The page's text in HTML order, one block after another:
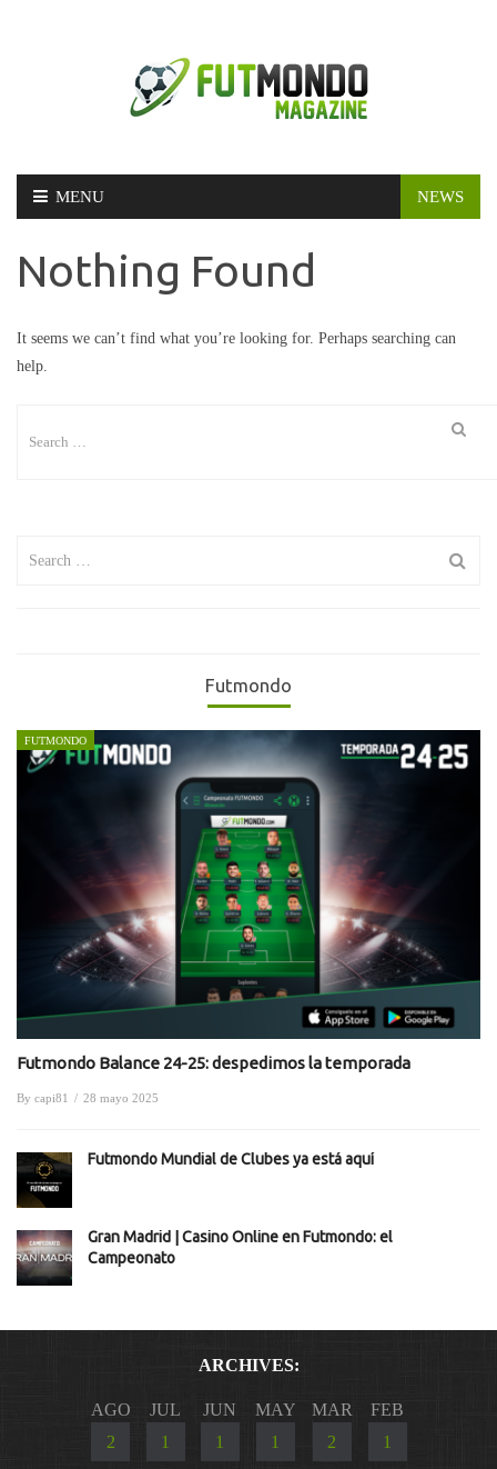
Skip
MENU NEWS
Nothing Found
It seems we can’t find what you’re looking for. Perhaps searching can
help.
for:
Futmondo
FUTMONDO
Futmondo Balance 24-25: despedimos la temporada
By capi81 / 28 mayo 2025
Futmondo Mundial de Clubes ya está aquí
Gran Madrid | Casino Online en Futmondo: el
Campeonato
ARCHIVES:
AGO
2
JUL
1
JUN
1
MAY
1
MAR
2
FEB
1